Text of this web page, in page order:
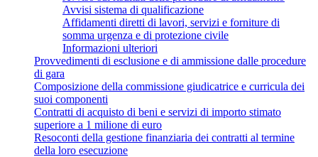
Avvisi sistema di qualificazione
Affidamenti diretti di lavori, servizi e forniture di
somma urgenza e di protezione civile
Informazioni ulteriori
Provvedimenti di esclusione e di ammissione dalle procedure
di gara
Composizione della commissione giudicatrice e curricula dei
suoi componenti
Contratti di acquisto di beni e servizi di importo stimato
superiore a 1 milione di euro
Resoconti della gestione finanziaria dei contratti al termine
della loro esecuzione